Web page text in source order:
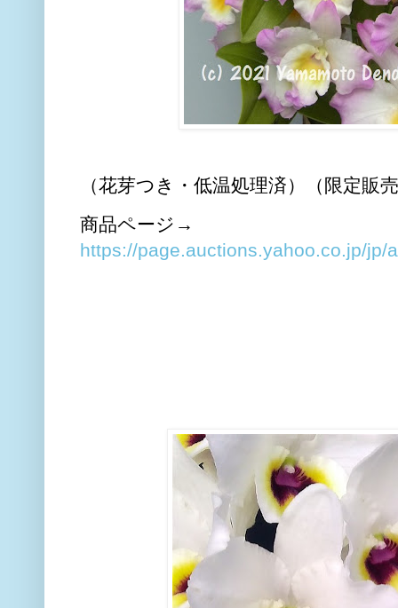
（花芽つき・低温処理済）（限定
商品ページ→
https://page.auctions.yahoo.co.jp/jp/